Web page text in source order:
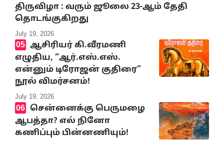
திருவிழா : வரும் ஜூலை 23-ஆம் தேதி
தொடங்குகிறது
July 19, 2026
ஆசிரியர் கி.வீரமணி
எழுதிய, “ஆர்.எஸ்.எஸ்.
என்னும் டிரோஜன் குதிரை”
நூல் விமர்சனம்!
July 19, 2026
சென்னைக்கு பெருமழை
ஆபத்தா? எல் நினோ
கணிப்பும் பின்னணியும்!